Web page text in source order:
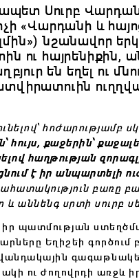
Սուրբ
«Վարդանի և
նշանավոր
ու հայրենիքին,
են եղել ու
հոժարությամբ
հույս, քաջերին՝
հաղթության
է իր անպարտելի
բառը
և աննենգ սրտի սուրբ
իր պատմության
Եղիշեի
ու ժողովրդի առջև